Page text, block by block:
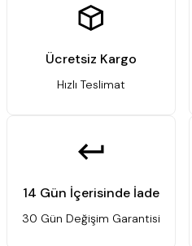
Ücretsiz Kargo
Hızlı Teslimat
14 Gün İçerisinde İade
30 Gün Değişim Garantisi